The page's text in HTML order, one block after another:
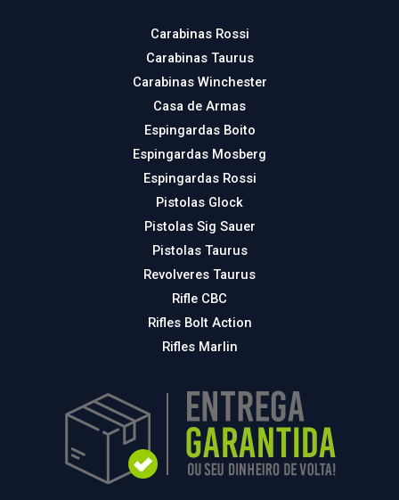
Carabinas Rossi
Carabinas Taurus
Carabinas Winchester
Casa de Armas
Espingardas Boito
Espingardas Mosberg
Espingardas Rossi
Pistolas Glock
Pistolas Sig Sauer
Pistolas Taurus
Revolveres Taurus
Rifle CBC
Rifles Bolt Action
Rifles Marlin